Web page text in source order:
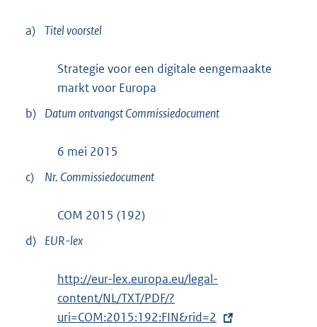
a) Titel voorstel
Strategie voor een digitale eengemaakte
markt voor Europa
b) Datum ontvangst Commissiedocument
6 mei 2015
c)
Nr. Commissiedocument
COM 2015 (192)
d) EUR-lex
E
x
t
http://eur-lex.europa.eu/legal-
content/NL/TXT/PDF/?
uri=COM:2015:192:FIN&rid=2